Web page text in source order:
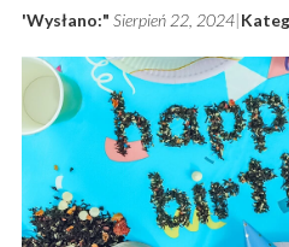
'Wysłano:" Sierpień 22, 2024